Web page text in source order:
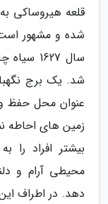
سال
شد. یک برج
عنوان محل حفظ و
زمین های احاطه
بیشتر افراد را
محیطی آرام و